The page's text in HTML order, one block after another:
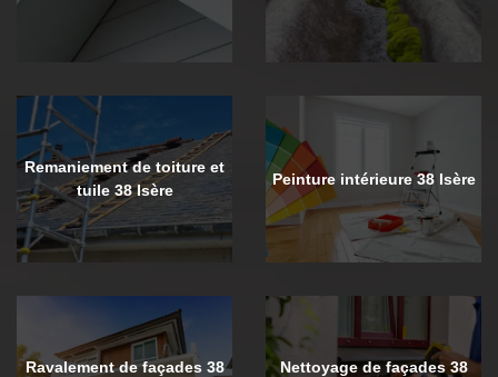
Remaniement de toiture et
tuile 38 Isère
Peinture intérieure 38 Isère
Ravalement de façades 38
Nettoyage de façades 38